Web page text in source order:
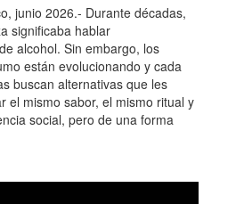
junio 2026.- Durante décadas,
significaba hablar
alcohol. Sin embargo, los
están evolucionando y cada
buscan alternativas que les
el mismo sabor, el mismo ritual y
social, pero de una forma